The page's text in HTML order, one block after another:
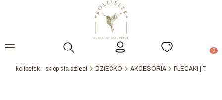
Otwórz wyszukiwarkę
kolibelek - sklep dla dzieci DZIECKO AKCESORIA PLECAKI |